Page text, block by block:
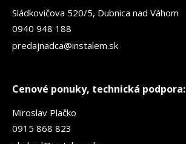
Sládkovičova 520/5, Dubnica nad Váhom
0940 948 188
predajnadca@instalem.sk
Cenové ponuky, technická podpora:
Miroslav Plačko
0915 868 823